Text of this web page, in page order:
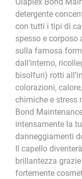
Olaplex Bond
detergente
con tutti i tipi di
spesso e corposo
sulla famosa
dall’interno,
bisolfuri) rotti
colorazioni,
chimiche e stress
Bond
intensamente la
danneggiamenti
Il capello
brillantezza
fortemente